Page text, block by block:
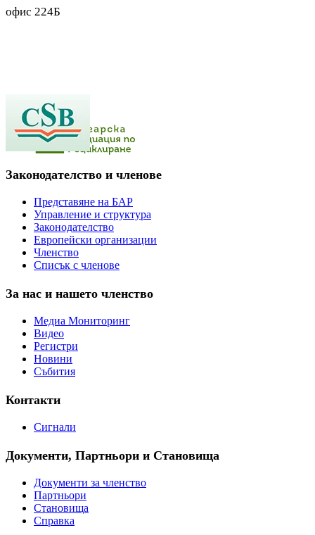
офис 224Б
Законодателство и членове
Представяне на БАР
Управление и структура
Законодателство
Европейски организации
Членство
Списък с членове
За нас и нашето членство
Медиа Мониторинг
Видео
Регистри
Новини
Събития
Контакти
Сигнали
Документи, Партньори и Становища
Документи за членство
Партньори
Становища
Справка